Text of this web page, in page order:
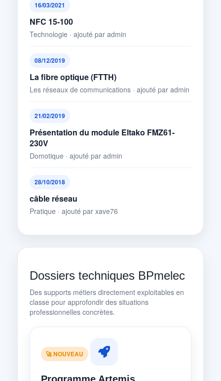
16/03/2021
NFC 15-100
Technologie · ajouté par admin
08/12/2019
La fibre optique (FTTH)
Les réseaux de communications · ajouté par admin
21/02/2019
Présentation du module Eltako FMZ61-
230V
Domotique · ajouté par admin
28/10/2018
câble réseau
Pratique · ajouté par xave76
Dossiers techniques BPmelec
Des supports métiers directement exploitables en
classe pour approfondir des situations
professionnelles concrètes.
🚀 NOUVEAU